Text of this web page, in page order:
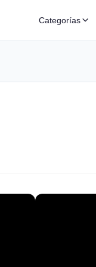
Categorías